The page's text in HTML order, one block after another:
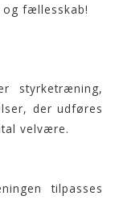
fællesskab!
styrketræning,
der udføres
velvære.
tilpasses